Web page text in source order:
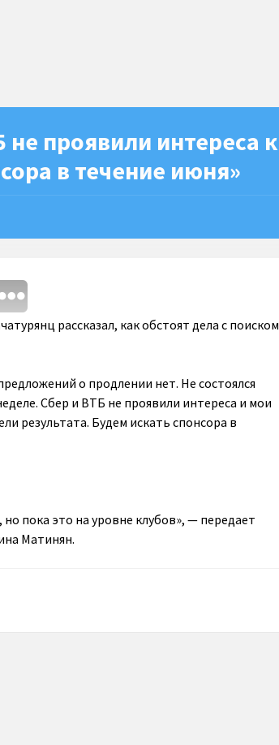
проявили интереса к
в течение июня»
рассказал, как обстоят дела с поиском
о продлении нет. Не состоялся
Сбер и ВТБ не проявили интереса и мои
результата. Будем искать спонсора в
пока это на уровне клубов», — передает
Матинян.